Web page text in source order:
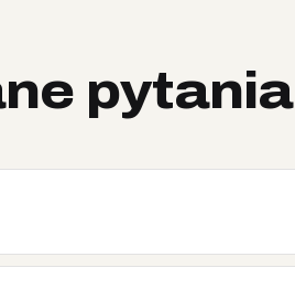
pytania